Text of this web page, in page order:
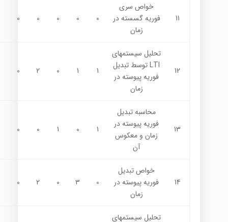
11
خواص سري
فوريه گسسته در
زمان
0
0
0
0
0
12
تحليل سيستمهاي
LTI توسط تبديل
فوريه پيوسته در
زمان
1
1
0
2
0
13
محاسبه تبديل
فوريه پيوسته در
زمان و معکوس
آن
1
0
1
0
0
14
خواص تبديل
فوريه پيوسته در
زمان
0
3
0
2
0
تحليل سيستمهاي